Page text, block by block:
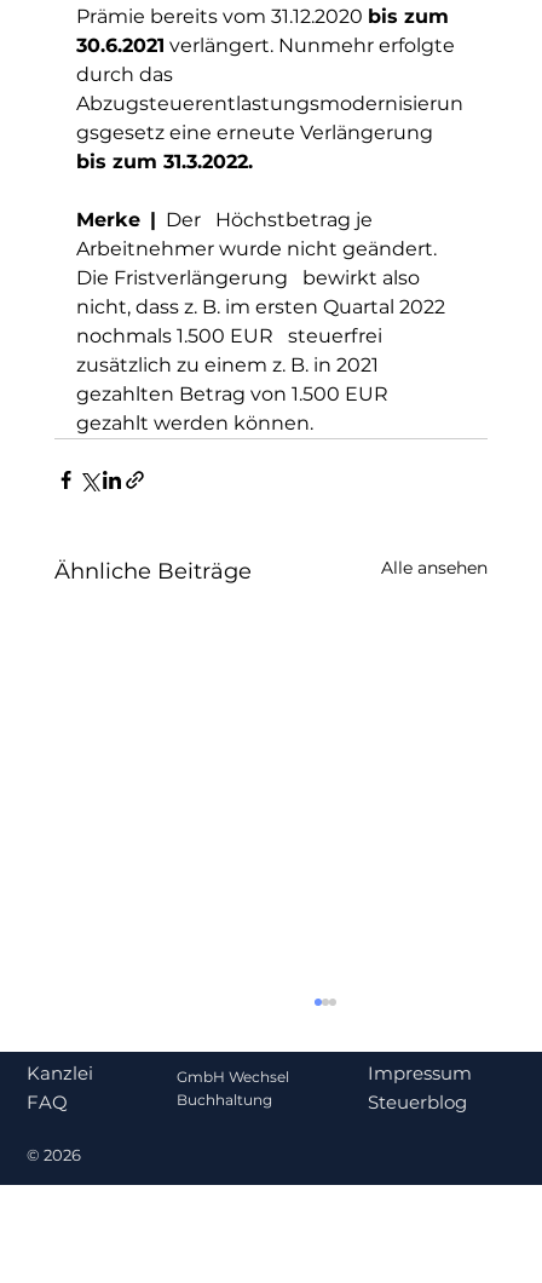
Prämie bereits vom 31.12.2020 bis zum
30.6.2021 verlängert. Nunmehr erfolgte
durch das
Abzugsteuerentlastungsmodernisierun
gsgesetz eine erneute Verlängerung
bis zum 31.3.2022.
Merke | Der   Höchstbetrag je
Arbeitnehmer wurde nicht geändert.
Die Fristverlängerung   bewirkt also
nicht, dass z. B. im ersten Quartal 2022
nochmals 1.500 EUR   steuerfrei
zusätzlich zu einem z. B. in 2021
gezahlten Betrag von 1.500 EUR
gezahlt werden können.
Ähnliche Beiträge Alle ansehen
Kanzlei
FAQ
Impressum
Steuerblog
© 2026
GmbH Wechsel
Buchhaltung